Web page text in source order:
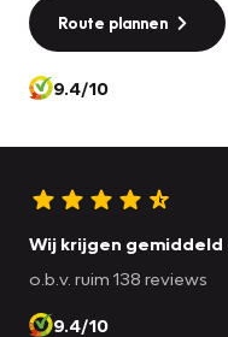
van 08:15 tot 17.30 en
Voor meer informatie
www.autozuyd.nl.
Route plannen
9.4/10
Wij krijgen gemiddeld
o.b.v. ruim 138 reviews
9.4/10